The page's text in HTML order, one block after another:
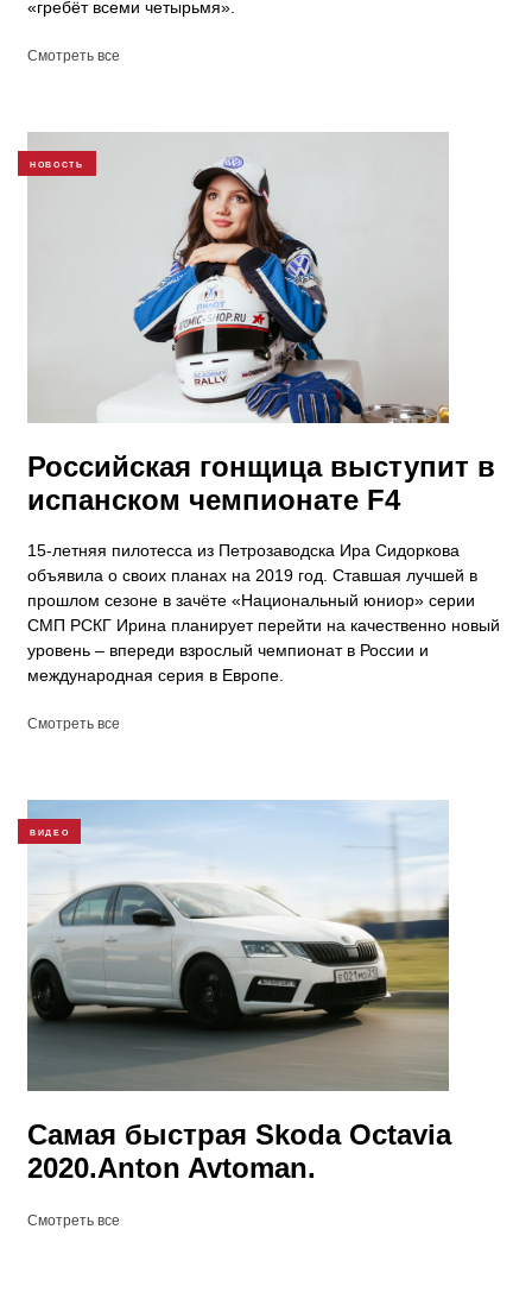
«гребёт всеми четырьмя».
Смотреть все
НОВОСТЬ
Российская гонщица выступит в
испанском чемпионате F4
15-летняя пилотесса из Петрозаводска Ира Сидоркова
объявила о своих планах на 2019 год. Ставшая лучшей в
прошлом сезоне в зачёте «Национальный юниор» серии
СМП РСКГ Ирина планирует перейти на качественно новый
уровень – впереди взрослый чемпионат в России и
международная серия в Европе.
Смотреть все
ВИДЕО
Самая быстрая Skoda Octavia
2020.Anton Avtoman.
Смотреть все